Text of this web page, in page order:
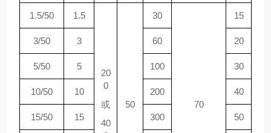
1.5/50 1.5
20
0
或
40
50
30
70
15
3/50 3 60 20
5/50 5 100 30
10/50 10 200 40
15/50 15 300 50